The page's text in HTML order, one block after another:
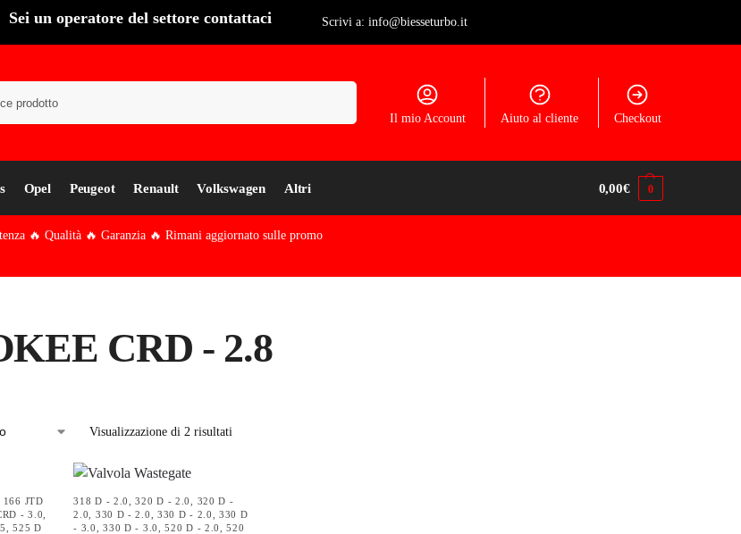
Sei un operatore del settore contattaci Scrivi a: info@biesseturbo.it
Il mio Account Aiuto al cliente Checkout
Opel Peugeot Renault Volkswagen Altri 0,00€ 0
🔥 Qualità 🔥 Garanzia 🔥 Rimani aggiornato sulle promo
CRD - 2.8
Visualizzazione di 2 risultati
166 JTD
- 3.0
,525 D
318 D - 2.0 ,320 D - 2.0
320 D -
2.0
330 D - 2.0 330 D - 2.0 ,330 D
- 3.0
,330 D - 3.0 ,520 D - 2.0 ,520